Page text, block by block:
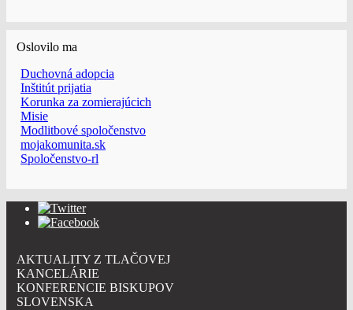
Oslovilo ma
Duchovná adopcia
Inštitút prijatia
Korunka za zomierajúcich
Misie
Modlitbové spoločenstvo
mojakomunita.sk
Spoločenstvo-rl
AKTUALITY Z TLAČOVEJ
KANCELÁRIE
KONFERENCIE BISKUPOV
SLOVENSKA